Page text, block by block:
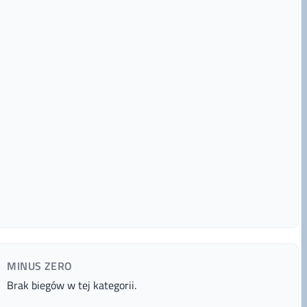
MINUS ZERO
Brak biegów w tej kategorii.